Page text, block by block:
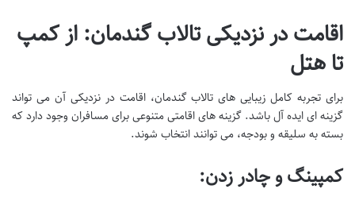
اقامت در نزدیکی تالاب گندمان: از کمپ
تا هتل
برای تجربه کامل زیبایی های تالاب گندمان، اقامت در نزدیکی آن می تواند
گزینه ای ایده آل باشد. گزینه های اقامتی متنوعی برای مسافران وجود دارد که
بسته به سلیقه و بودجه، می توانند انتخاب شوند.
کمپینگ و چادر زدن: